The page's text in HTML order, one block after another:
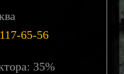
65-56
35%